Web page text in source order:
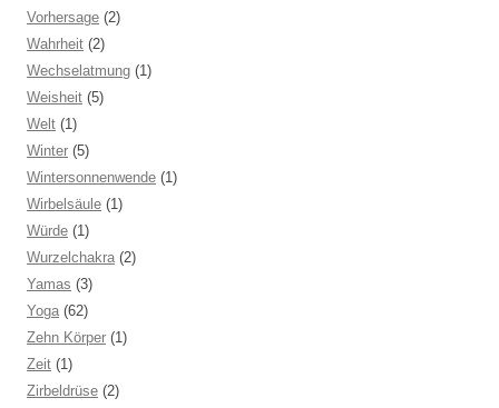
Vorhersage (2)
Wahrheit (2)
Wechselatmung (1)
Weisheit (5)
Welt (1)
Winter (5)
Wintersonnenwende (1)
Wirbelsäule (1)
Würde (1)
Wurzelchakra (2)
Yamas (3)
Yoga (62)
Zehn Körper (1)
Zeit (1)
Zirbeldrüse (2)